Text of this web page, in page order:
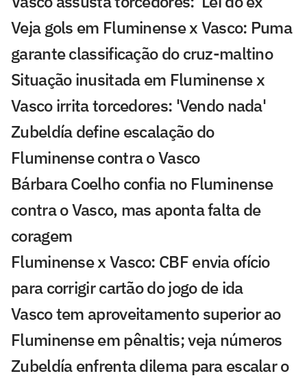
Veja gols em Fluminense x Vasco: Puma
garante classificação do cruz-maltino
Situação inusitada em Fluminense x
Vasco irrita torcedores: 'Vendo nada'
Zubeldía define escalação do
Fluminense contra o Vasco
Bárbara Coelho confia no Fluminense
contra o Vasco, mas aponta falta de
coragem
Fluminense x Vasco: CBF envia ofício
para corrigir cartão do jogo de ida
Vasco tem aproveitamento superior ao
Fluminense em pênaltis; veja números
Zubeldía enfrenta dilema para escalar o